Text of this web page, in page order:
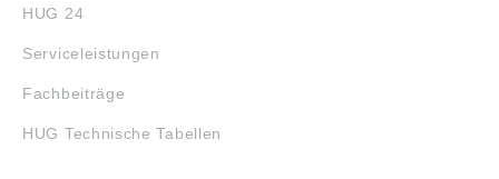
HUG 24
Serviceleistungen
Fachbeiträge
HUG Technische Tabellen